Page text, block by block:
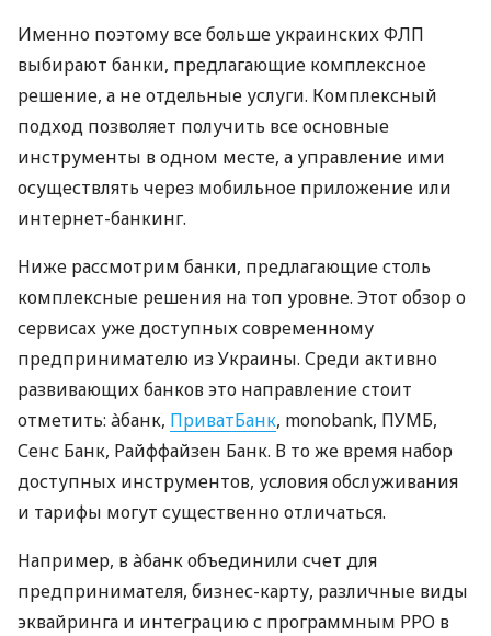
Именно поэтому все больше украинских ФЛП
выбирают банки, предлагающие комплексное
решение, а не отдельные услуги. Комплексный
подход позволяет получить все основные
инструменты в одном месте, а управление ими
осуществлять через мобильное приложение или
интернет-банкинг.
Ниже рассмотрим банки, предлагающие столь
комплексные решения на топ уровне. Этот обзор о
сервисах уже доступных современному
предпринимателю из Украины. Среди активно
развивающих банков это направление стоит
отметить: àбанк, ПриватБанк, monobank, ПУМБ,
Сенс Банк, Райффайзен Банк. В то же время набор
доступных инструментов, условия обслуживания
и тарифы могут существенно отличаться.
Например, в àбанк объединили счет для
предпринимателя, бизнес-карту, различные виды
эквайринга и интеграцию с программным РРО в